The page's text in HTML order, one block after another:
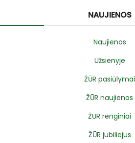
NAUJIENOS
Naujienos
Užsienyje
ŽŪR pasiūlymai
ŽŪR naujienos
ŽŪR renginiai
ŽŪR jubiliejus